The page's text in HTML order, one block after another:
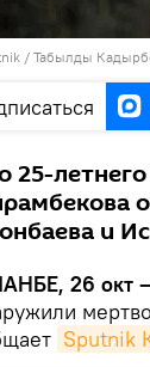
/ Табылды
25-
и
26 окт
Sputnik